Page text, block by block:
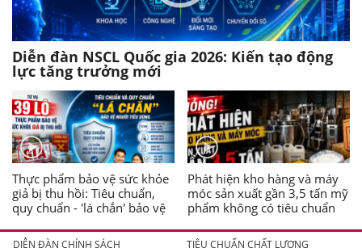
Diễn đàn NSCL Quốc gia 2026: Kiến tạo động
lực tăng trưởng mới
Thực phẩm bảo vệ sức khỏe
giả bị thu hồi: Tiêu chuẩn,
quy chuẩn - 'lá chắn' bảo vệ
Phát hiện kho hàng và máy
móc sản xuất gần 3,5 tấn mỹ
phẩm không có tiêu chuẩn
DIỄN ĐÀN CHÍNH SÁCH TIÊU CHUẨN CHẤT LƯỢNG